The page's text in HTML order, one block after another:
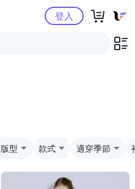
Yahoo購物中心登入
版型 款式 適穿季節